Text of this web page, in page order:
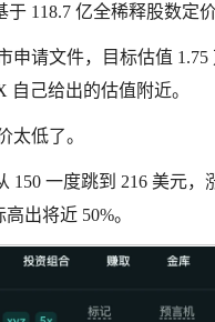
于 118.7 亿全稀释股数定
申请文件，目标估值
自己给出的估值附近。
太低了。
150 一度跳到 216 美元
出将近 50%。